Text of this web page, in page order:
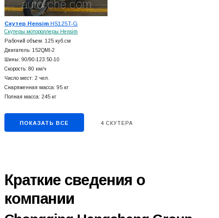
Скутер HensimHS125T-G
Скутеры мотороллеры Hensim
Рабочий объем: 125 куб.см
Двигатель: 152QMI-2
Шины: 90/90-123.50-10
Скорость: 80 км/ч
Число мест: 2 чел.
Снаряженная масса: 95 кг
Полная масса: 245 кг
ПОКАЗАТЬ ВСЕ 4 СКУТЕРА
Краткие сведения о
компании